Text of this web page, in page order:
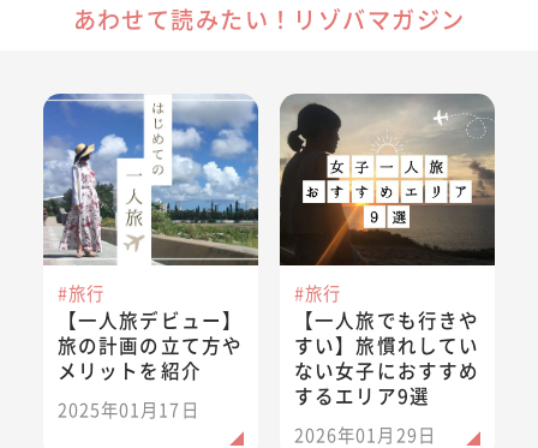
あわせて読みたい！リゾバマガジン
【一人旅デビュー】旅の計画の立て方やメリットを紹介
#旅行
【一人旅デビュー】
旅の計画の立て方や
メリットを紹介
2025年01月17日
【一人旅でも行きやすい】旅
#旅行
【一人旅でも行きや
すい】旅慣れしてい
ない女子におすすめ
するエリア9選
2026年01月29日